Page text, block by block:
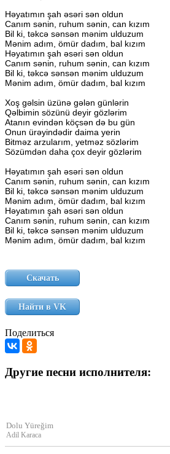
Həyatımın şah əsəri sən oldun
Canım sənin, ruhum sənin, can kızım
Bil ki, təkcə sənsən mənim ulduzum
Mənim adım, ömür dadım, bal kızım
Həyatımın şah əsəri sən oldun
Canım sənin, ruhum sənin, can kızım
Bil ki, təkcə sənsən mənim ulduzum
Mənim adım, ömür dadım, bal kızım
Xoş gəlsin üzünə gələn günlərin
Qəlbimin sözünü deyir gözlərim
Atanın evindən köçsən də bu gün
Onun ürəyindədir daima yerin
Bitməz arzularım, yetməz sözlərim
Sözümdən daha çox deyir gözlərim
Həyatımın şah əsəri sən oldun
Canım sənin, ruhum sənin, can kızım
Bil ki, təkcə sənsən mənim ulduzum
Mənim adım, ömür dadım, bal kızım
Həyatımın şah əsəri sən oldun
Canım sənin, ruhum sənin, can kızım
Bil ki, təkcə sənsən mənim ulduzum
Mənim adım, ömür dadım, bal kızım
Скачать
Найти в VK
Поделиться
Другие песни исполнителя:
Dolu Yüreğim
Adil Karaca